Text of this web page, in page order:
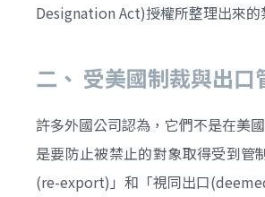
Designation Act)授權所整理出來
二、 受美國制裁與出
許多外國公司認為，它們不是在美
是要防止被禁止的對象取得受到管
(re-export)」和「視同出口